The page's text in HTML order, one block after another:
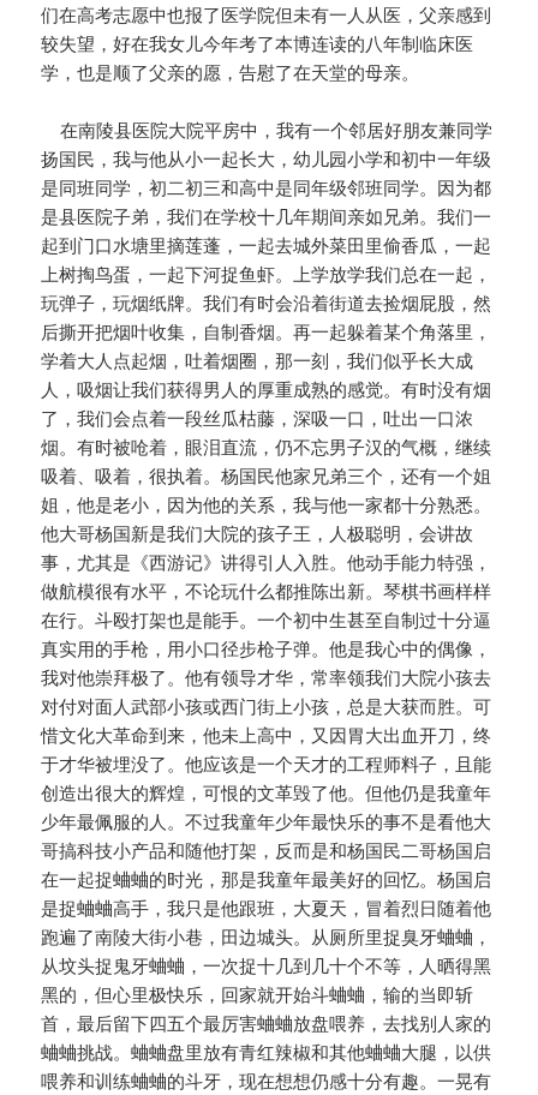
们在高考志愿中也报了医学院但未有一人从医，父亲感到
较失望，好在我女儿今年考了本博连读的八年制临床医
学，也是顺了父亲的愿，告慰了在天堂的母亲。
在南陵县医院大院平房中，我有一个邻居好朋友兼同学
扬国民，我与他从小一起长大，幼儿园小学和初中一年级
是同班同学，初二初三和高中是同年级邻班同学。因为都
是县医院子弟，我们在学校十几年期间亲如兄弟。我们一
起到门口水塘里摘莲蓬，一起去城外菜田里偷香瓜，一起
上树掏鸟蛋，一起下河捉鱼虾。上学放学我们总在一起，
玩弹子，玩烟纸牌。我们有时会沿着街道去捡烟屁股，然
后撕开把烟叶收集，自制香烟。再一起躲着某个角落里，
学着大人点起烟，吐着烟圈，那一刻，我们似乎长大成
人，吸烟让我们获得男人的厚重成熟的感觉。有时没有烟
了，我们会点着一段丝瓜枯藤，深吸一口，吐出一口浓
烟。有时被呛着，眼泪直流，仍不忘男子汉的气概，继续
吸着、吸着，很执着。杨国民他家兄弟三个，还有一个姐
姐，他是老小，因为他的关系，我与他一家都十分熟悉。
他大哥杨国新是我们大院的孩子王，人极聪明，会讲故
事，尤其是《西游记》讲得引人入胜。他动手能力特强，
做航模很有水平，不论玩什么都推陈出新。琴棋书画样样
在行。斗殴打架也是能手。一个初中生甚至自制过十分逼
真实用的手枪，用小口径步枪子弹。他是我心中的偶像，
我对他崇拜极了。他有领导才华，常率领我们大院小孩去
对付对面人武部小孩或西门街上小孩，总是大获而胜。可
惜文化大革命到来，他未上高中，又因胃大出血开刀，终
于才华被埋没了。他应该是一个天才的工程师料子，且能
创造出很大的辉煌，可恨的文革毁了他。但他仍是我童年
少年最佩服的人。不过我童年少年最快乐的事不是看他大
哥搞科技小产品和随他打架，反而是和杨国民二哥杨国启
在一起捉蛐蛐的时光，那是我童年最美好的回忆。杨国启
是捉蛐蛐高手，我只是他跟班，大夏天，冒着烈日随着他
跑遍了南陵大街小巷，田边城头。从厕所里捉臭牙蛐蛐，
从坟头捉鬼牙蛐蛐，一次捉十几到几十个不等，人晒得黑
黑的，但心里极快乐，回家就开始斗蛐蛐，输的当即斩
首，最后留下四五个最厉害蛐蛐放盘喂养，去找别人家的
蛐蛐挑战。蛐蛐盘里放有青红辣椒和其他蛐蛐大腿，以供
喂养和训练蛐蛐的斗牙，现在想想仍感十分有趣。一晃有